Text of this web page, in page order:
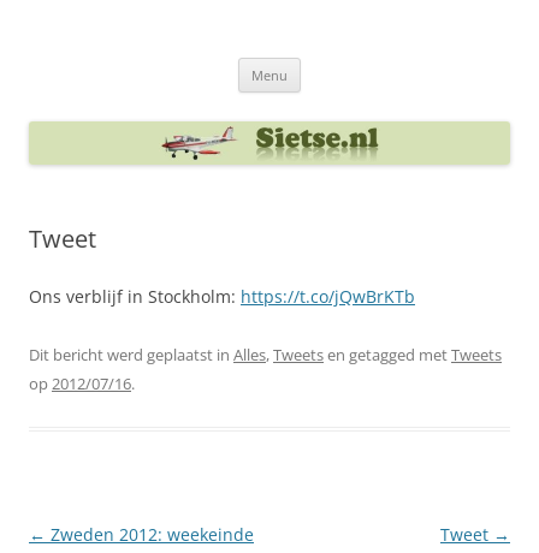
Menu
Tweet
Ons verblijf in Stockholm: https://t.co/jQwBrKTb
Dit bericht werd geplaatst in Alles,Tweetsen getagged metTweets
op2012/07/16.
Berichtnavigatie
← Zweden 2012: weekeinde
Tweet →